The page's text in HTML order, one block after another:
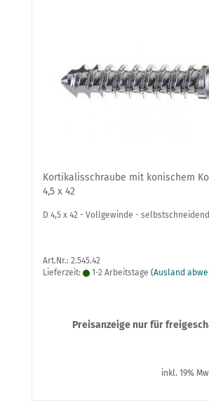
Kortikalisschraube mit konischem
4,5 x 42
D 4,5 x 42 - Vollgewinde -
Art.Nr.: 2.545.42
Lieferzeit:
1-2 Arbeitstage (Ausland
Preisanzeige nur für
inkl. 19%